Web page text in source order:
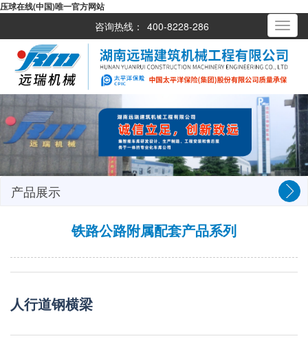
压球在线(中国)唯一官方网站
咨询热线： 400-8228-286
产品展示
铁路公路附属配套产品系列
人行道钢横梁
Toggle